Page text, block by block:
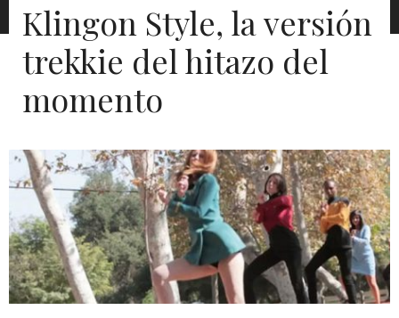
Klingon Style, la versión
trekkie del hitazo del
momento